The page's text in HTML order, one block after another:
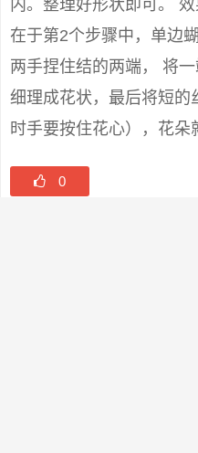
内。整理好形状即可。
在于第2个步骤中，单边
两手捏住结的两端， 将
细理成花状，最后将短的
时手要按住花心），花朵
0